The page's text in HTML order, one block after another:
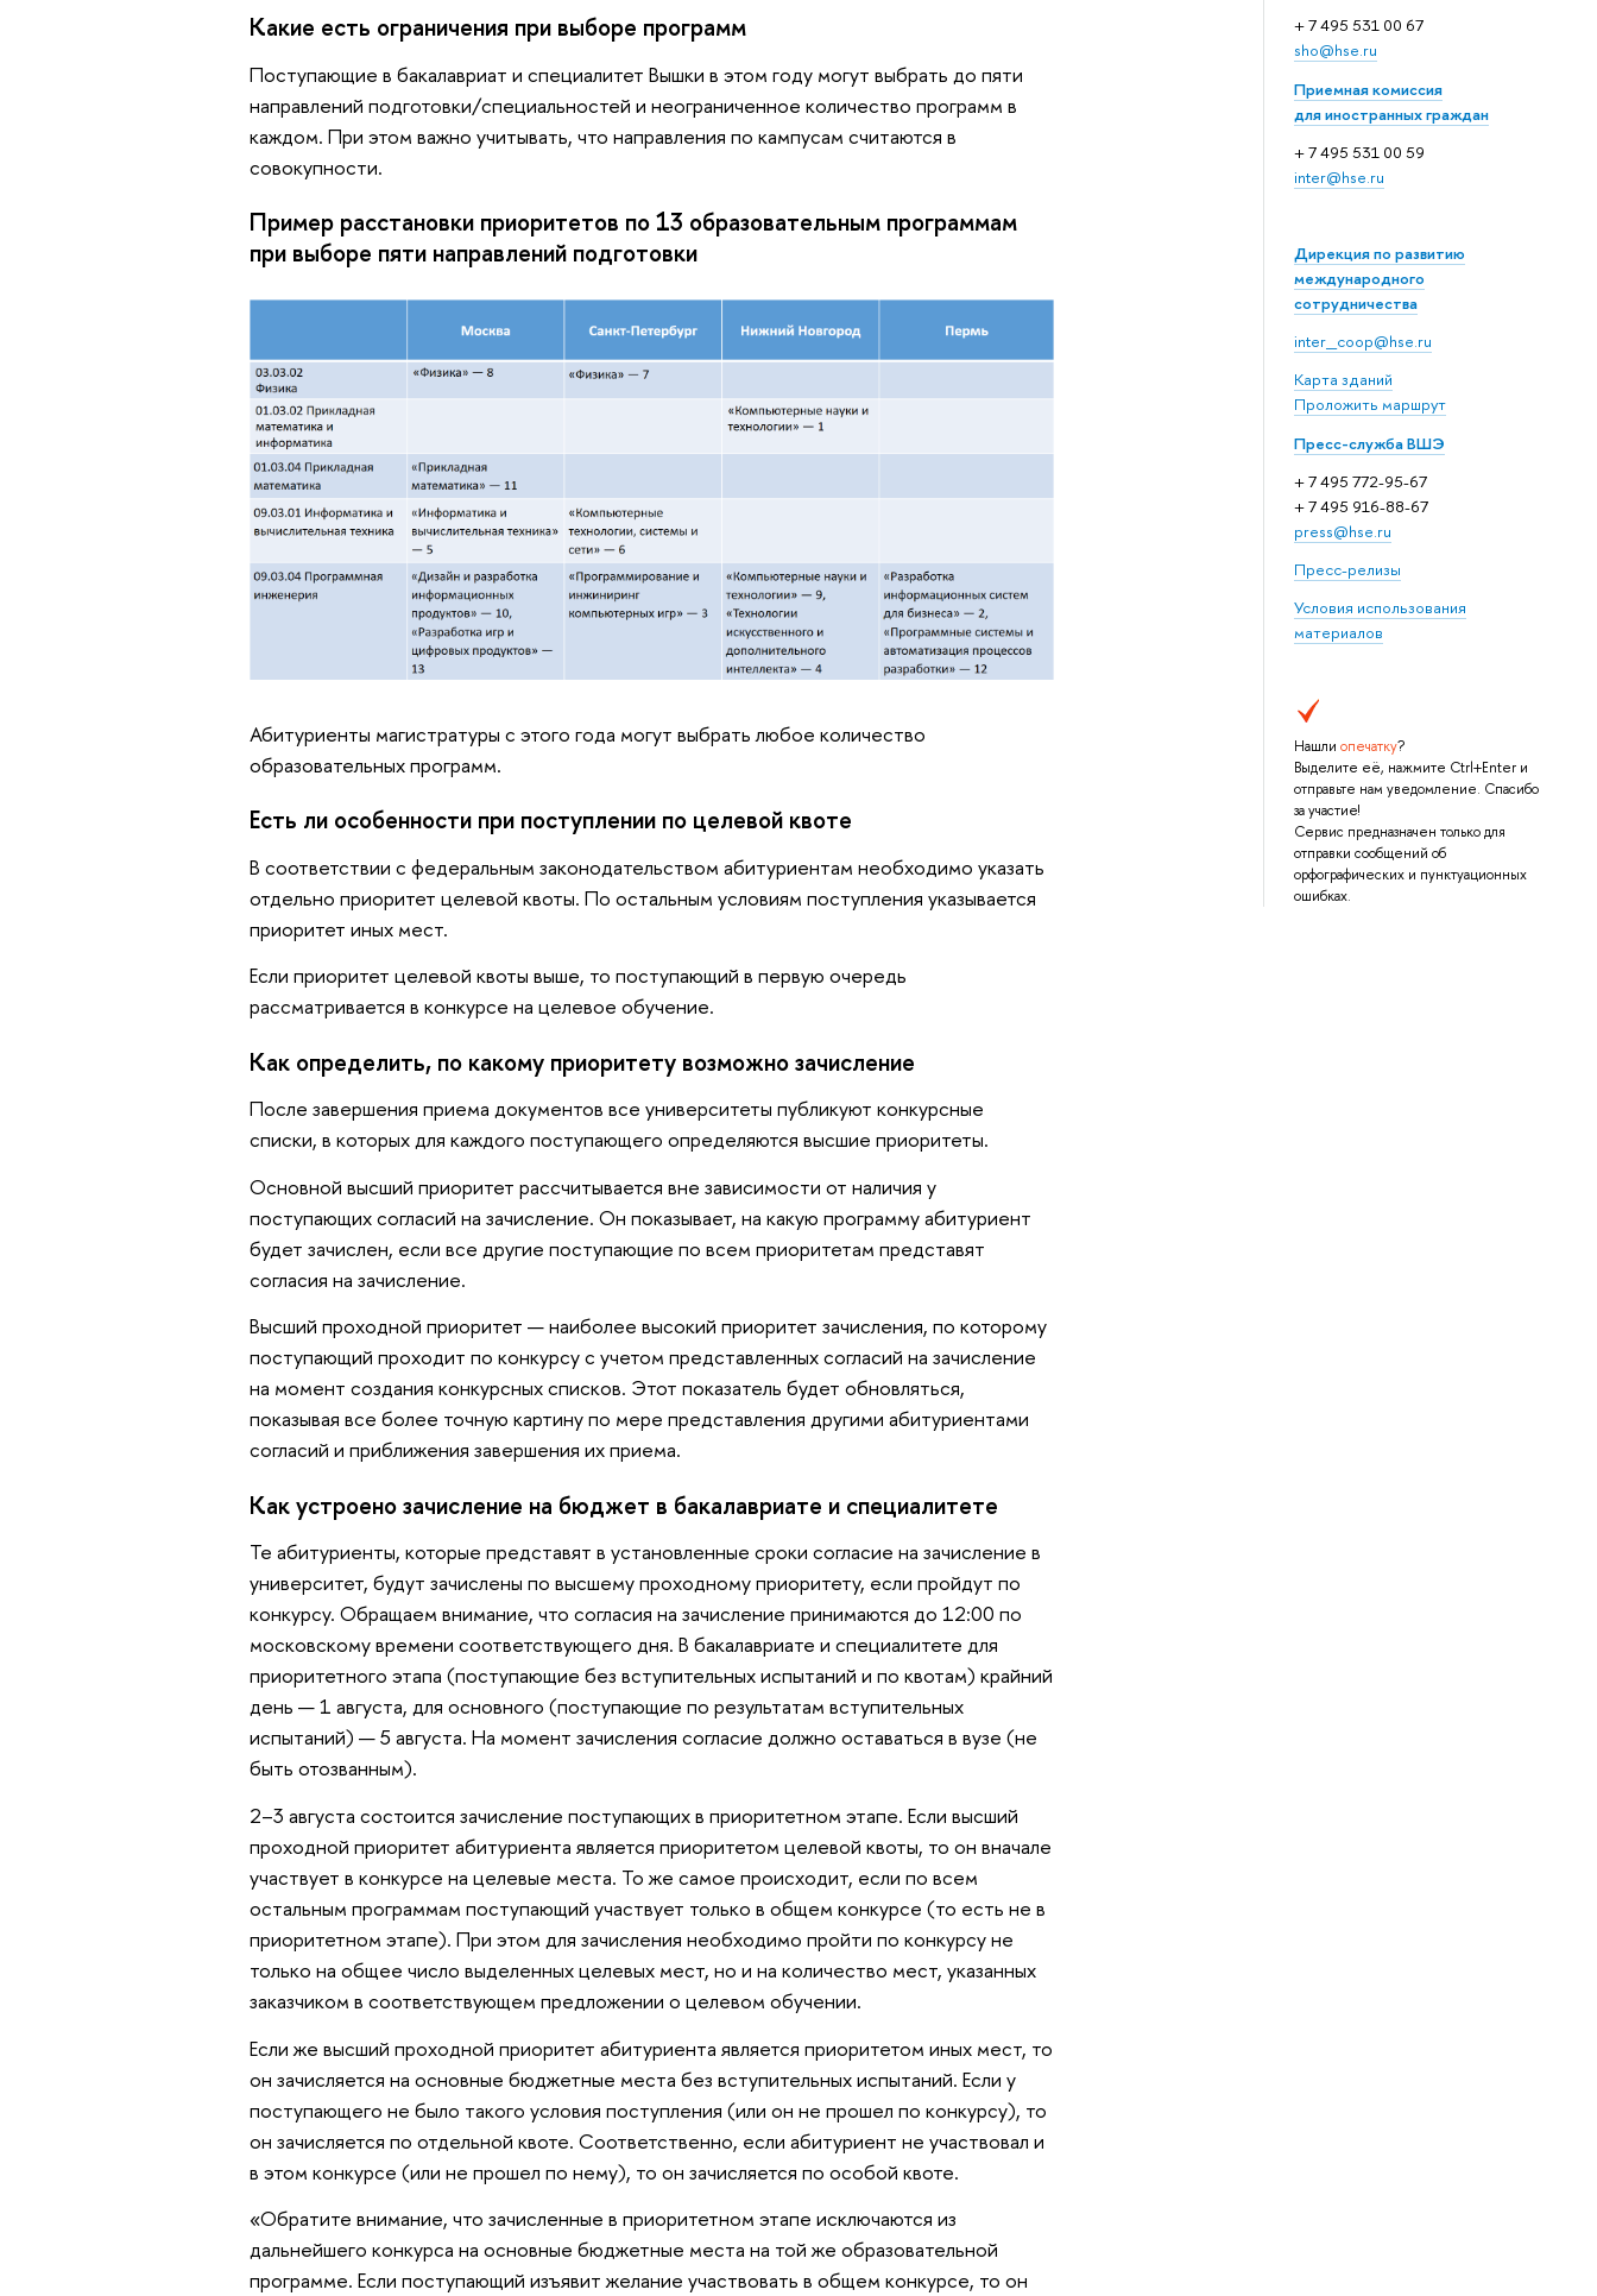
+ 7 495 531 00 67
sho@hse.ru
Приемная комиссия
для иностранных граждан
+ 7 495 531 00 59
inter@hse.ru
Дирекция по развитию
международного
сотрудничества
inter_coop@hse.ru
Карта зданий
Проложить маршрут
Пресс-служба ВШЭ
+ 7 495 772-95-67
+ 7 495 916-88-67
press@hse.ru
Пресс-релизы
Условия использования
материалов
Нашли опечатку?
Выделите её, нажмите Ctrl+Enter и
отправьте нам уведомление. Спасибо
за участие!
Сервис предназначен только для
отправки сообщений об
орфографических и пунктуационных
ошибках.
Какие есть ограничения при выборе программ
Поступающие в бакалавриат и специалитет Вышки в этом году могут выбрать до пяти
направлений подготовки/специальностей и неограниченное количество программ в
каждом. При этом важно учитывать, что направления по кампусам считаются в
совокупности.
Пример расстановки приоритетов по 13 образовательным программам
при выборе пяти направлений подготовки
Абитуриенты магистратуры с этого года могут выбрать любое количество
образовательных программ.
Есть ли особенности при поступлении по целевой квоте
В соответствии с федеральным законодательством абитуриентам необходимо указать
отдельно приоритет целевой квоты. По остальным условиям поступления указывается
приоритет иных мест.
Если приоритет целевой квоты выше, то поступающий в первую очередь
рассматривается в конкурсе на целевое обучение.
Как определить, по какому приоритету возможно зачисление
После завершения приема документов все университеты публикуют конкурсные
списки, в которых для каждого поступающего определяются высшие приоритеты.
Основной высший приоритет рассчитывается вне зависимости от наличия у
поступающих согласий на зачисление. Он показывает, на какую программу абитуриент
будет зачислен, если все другие поступающие по всем приоритетам представят
согласия на зачисление.
Высший проходной приоритет — наиболее высокий приоритет зачисления, по которому
поступающий проходит по конкурсу с учетом представленных согласий на зачисление
на момент создания конкурсных списков. Этот показатель будет обновляться,
показывая все более точную картину по мере представления другими абитуриентами
согласий и приближения завершения их приема.
Как устроено зачисление на бюджет в бакалавриате и специалитете
Те абитуриенты, которые представят в установленные сроки согласие на зачисление в
университет, будут зачислены по высшему проходному приоритету, если пройдут по
конкурсу. Обращаем внимание, что согласия на зачисление принимаются до 12:00 по
московскому времени соответствующего дня. В бакалавриате и специалитете для
приоритетного этапа (поступающие без вступительных испытаний и по квотам) крайний
день — 1 августа, для основного (поступающие по результатам вступительных
испытаний) — 5 августа. На момент зачисления согласие должно оставаться в вузе (не
быть отозванным).
2–3 августа состоится зачисление поступающих в приоритетном этапе. Если высший
проходной приоритет абитуриента является приоритетом целевой квоты, то он вначале
участвует в конкурсе на целевые места. То же самое происходит, если по всем
остальным программам поступающий участвует только в общем конкурсе (то есть не в
приоритетном этапе). При этом для зачисления необходимо пройти по конкурсу не
только на общее число выделенных целевых мест, но и на количество мест, указанных
заказчиком в соответствующем предложении о целевом обучении.
Если же высший проходной приоритет абитуриента является приоритетом иных мест, то
он зачисляется на основные бюджетные места без вступительных испытаний. Если у
поступающего не было такого условия поступления (или он не прошел по конкурсу), то
он зачисляется по отдельной квоте. Соответственно, если абитуриент не участвовал и
в этом конкурсе (или не прошел по нему), то он зачисляется по особой квоте.
«Обратите внимание, что зачисленные в приоритетном этапе исключаются из
дальнейшего конкурса на основные бюджетные места на той же образовательной
программе. Если поступающий изъявит желание участвовать в общем конкурсе, то он